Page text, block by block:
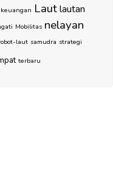
keuangan Lautlautan
Mobilitas nelayan
laut samudra strategi
terbaru